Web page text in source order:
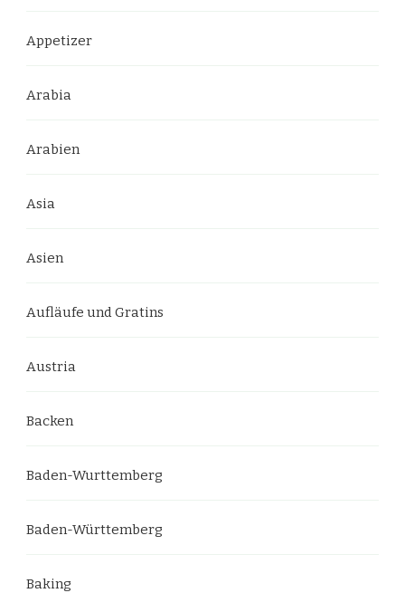
Appetizer
Arabia
Arabien
Asia
Asien
Aufläufe und Gratins
Austria
Backen
Baden-Wurttemberg
Baden-Württemberg
Baking